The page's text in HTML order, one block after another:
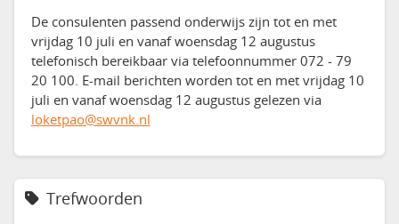
De consulenten passend onderwijs zijn tot en met
vrijdag 10 juli en vanaf woensdag 12 augustus
telefonisch bereikbaar via telefoonnummer 072 - 79
20 100. E-mail berichten worden tot en met vrijdag 10
juli en vanaf woensdag 12 augustus gelezen via
loketpao@swvnk.nl
Trefwoorden